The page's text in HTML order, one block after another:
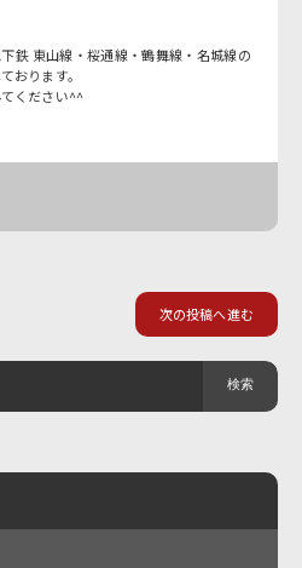
鉄 東山線・桜通線・鶴舞線・名城線の
おります。
ください^^
次の投稿へ進む